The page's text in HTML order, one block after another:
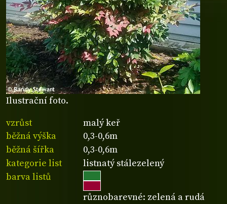
Ilustrační foto.
vzrůst
malý keř
běžná výška
0,3-0,6m
běžná šířka
0,3-0,6m
kategorie list
listnatý stálezelený
barva listů
různobarevné: zelená a rudá